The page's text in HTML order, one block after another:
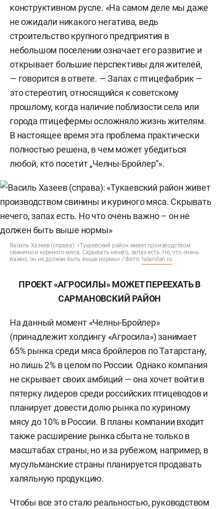
конструктивном русле. «На самом деле мы даже
не ожидали никакого негатива, ведь
строительство крупного предприятия в
небольшом поселении означает его развитие и
открывает большие перспективы для жителей,
— говорится в ответе. — Запах с птицефабрик —
это стереотип, относящийся к советскому
прошлому, когда наличие поблизости села или
города птицефермы осложняло жизнь жителям.
В настоящее время эта проблема практически
полностью решена, в чем может убедиться
любой, кто посетит „Челны-Бройлер“».
Василь Хазеев (справа): «Тукаевский район живет производством
свинины и куриного мяса. Скрывать нечего, запах есть. Но, что очень
важно, он не должен быть выше нормы» / Фото:tatarstan.ru
ПРОЕКТ «АГРОСИЛЫ» МОЖЕТ ПЕРЕЕХАТЬ В
САРМАНОВСКИЙ РАЙОН
На данный момент «Челны-Бройлер»
(принадлежит холдингу «Агросила») занимает
65% рынка среди мяса бройлеров по Татарстану,
но лишь 2% в целом по России. Однако компания
не скрывает своих амбиций — она хочет войти в
пятерку лидеров среди российских птицеводов и
планирует довести долю рынка по куриному
мясу до 10% в России. В планы компании входит
также расширение рынка сбыта не только в
масштабах страны, но и за рубежом, например, в
мусульманские страны планируется продавать
халяльную продукцию.
Чтобы все это стало реальностью, руководством